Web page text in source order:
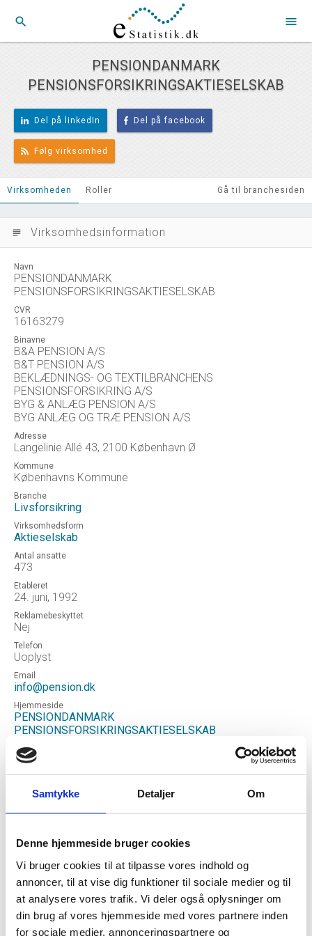
Samtykke Detaljer Om
Denne hjemmeside bruger cookies
Vi bruger cookies til at tilpasse vores indhold og
annoncer, til at vise dig funktioner til sociale medier og til
at analysere vores trafik. Vi deler også oplysninger om
din brug af vores hjemmeside med vores partnere inden
for sociale medier, annonceringspartnere og
search menu
PENSIONDANMARK
PENSIONSFORSIKRINGSAKTIESELSKAB
Del på linkedIn Del på facebook
Følg virksomhed
Virksomheden Roller Gå til branchesiden
subject Virksomhedsinformation
Navn
PENSIONDANMARK
PENSIONSFORSIKRINGSAKTIESELSKAB
CVR
16163279
Binavne
B&A PENSION A/S
B&T PENSION A/S
BEKLÆDNINGS- OG TEXTILBRANCHENS
PENSIONSFORSIKRING A/S
BYG & ANLÆG PENSION A/S
BYG ANLÆG OG TRÆ PENSION A/S
Adresse
Langelinie Allé 43, 2100 København Ø
Kommune
Københavns Kommune
Branche
Livsforsikring
Virksomhedsform
Aktieselskab
Antal ansatte
473
Etableret
24. juni, 1992
Reklamebeskyttet
Nej
Telefon
Uoplyst
Email
info@pension.dk
Hjemmeside
PENSIONDANMARK
PENSIONSFORSIKRINGSAKTIESELSKAB
Status
NORMAL
EY Godkendt Revisionspartnerselskab
henhold til sin tilladelse og hermed beslægtet virksomhed.
Selskabet er et arbejdsmarkedsrelateret
livsforsikringsaktieselskab. Selskabets midler skal
placeres med henblik på at opnå det størst mulige afkast,
betryggende sikkerhed og bevarelse af midlernes
realværdi. Ved placering af midlerne skal der alene tages
saglige og forretningsmæssige hensyn.